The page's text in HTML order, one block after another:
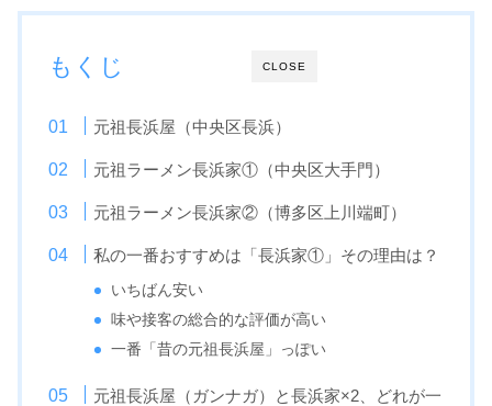
CLOSE
もくじ
元祖長浜屋（中央区長浜）
元祖ラーメン長浜家①（中央区大手門）
元祖ラーメン長浜家②（博多区上川端町）
私の一番おすすめは「長浜家①」その理由は？
いちばん安い
味や接客の総合的な評価が高い
一番「昔の元祖長浜屋」っぽい
元祖長浜屋（ガンナガ）と長浜家×2、どれが一